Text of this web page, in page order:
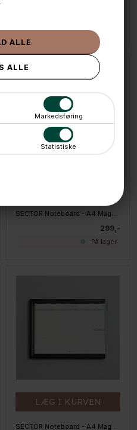
Markedsføring
Statistiske
På lager
SECTOR Noteboard - A4 Magnettavle - Grå
299,-
På lager
LÆG I KURVEN